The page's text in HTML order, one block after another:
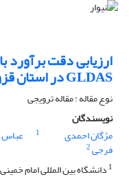
ارزیابی دقت برآورد
GLDAS در استان قزوین
نوع مقاله : مقاله ترویجی
نویسندگان
مژگان احمدی
1 عباس
فرجی2
1 دانشگاه بین المللی امام خمینی